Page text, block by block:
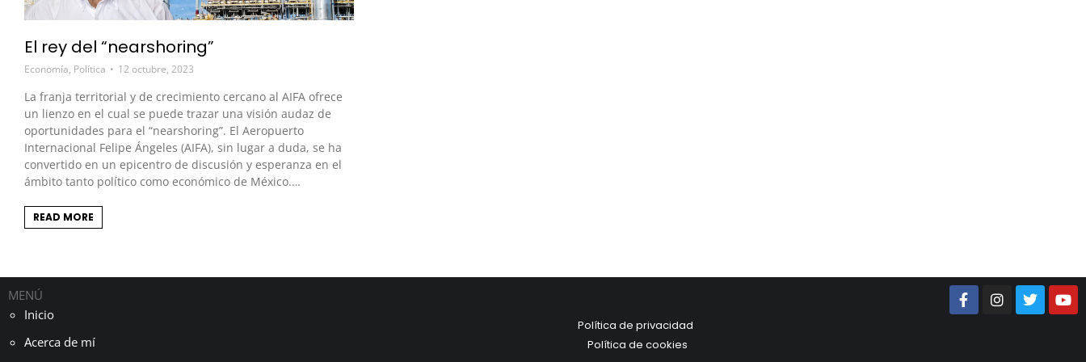
El rey del “nearshoring”
Economía, Política 12 octubre, 2023
La franja territorial y de crecimiento cercano al AIFA ofrece
un lienzo en el cual se puede trazar una visión audaz de
oportunidades para el “nearshoring”. El Aeropuerto
Internacional Felipe Ángeles (AIFA), sin lugar a duda, se ha
convertido en un epicentro de discusión y esperanza en el
ámbito tanto político como económico de México.…
READ MORE
MENÚ
Inicio
Acerca de mí
Política de privacidad
Política de cookies